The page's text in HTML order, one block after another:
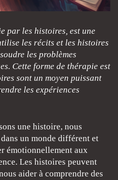
par les histoires, est une
les récits et les histoires
les problèmes
Cette forme de thérapie est
sont un moyen puissant
les expériences
une histoire, nous
un monde différent et
émotionnellement aux
Les histoires peuvent
aider à comprendre des